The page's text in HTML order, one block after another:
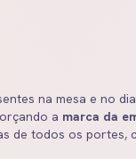
na mesa e no
a marca da
de todos os portes,